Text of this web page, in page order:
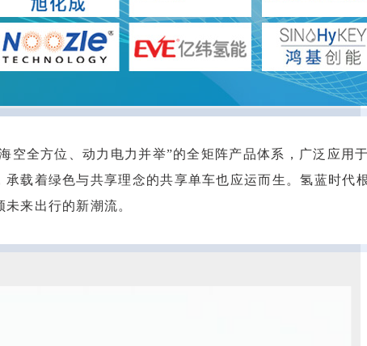
空全方位、动力电力并举”的全矩阵产品体系，广泛应用
载着绿色与共享理念的共享单车也应运而生。氢蓝时代
来出行的新潮流。